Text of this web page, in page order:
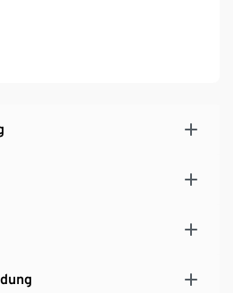
auf der Vorderseite, 1 auf der